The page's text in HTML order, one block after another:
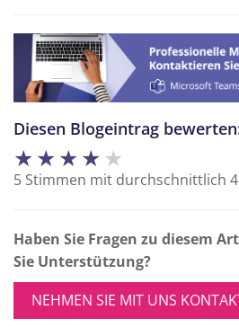
Diesen Blogeintrag
★★★★★
5 Stimmen mit durchschnittlich
Haben Sie Fragen zu diesem
Sie Unterstützung?
NEHMEN SIE MIT UNS